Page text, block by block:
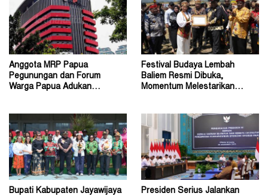
Anggota MRP Papua
Pegunungan dan Forum
Warga Papua Adukan
Festival Budaya Lembah
Baliem Resmi Dibuka,
Momentum Melestarikan
Bupati Kabupaten Jayawijaya
Presiden Serius Jalankan